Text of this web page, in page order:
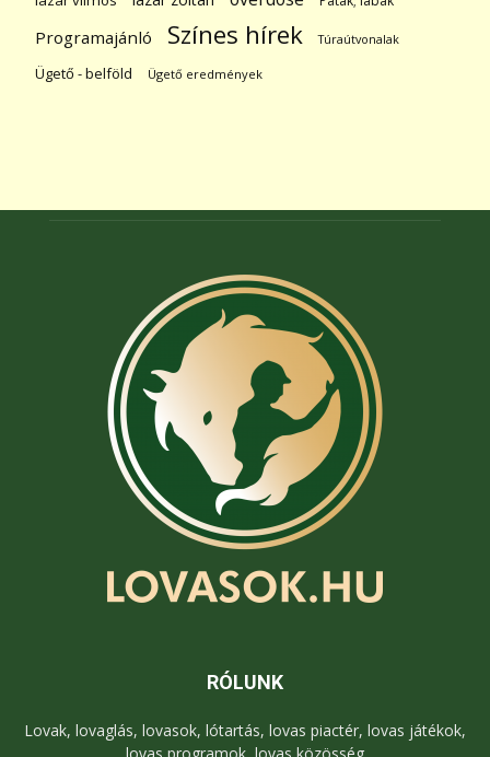
Programajánló Színes hírek Túraútvonalak
Ügető - belföld Ügető eredmények
RÓLUNK
Lovak, lovaglás, lovasok, lótartás, lovas piactér, lovas játékok,